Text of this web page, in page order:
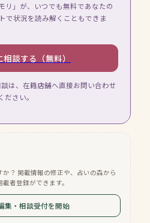
リ」が、いつでも無料であなたの
で状況を読み解くこともできま
談する（無料）
は、在籍店舗へ直接お問い合わせ
ださい。
？ 掲載情報の修正や、占いの森から
者登録ができます。
集・相談受付を開始